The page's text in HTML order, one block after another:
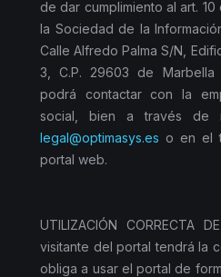
de dar cumplimiento al art.
la Sociedad de la
Calle Alfredo Palma S/N,
3, C.P. 29603 de Marbella
podrá contactar con la
social, bien a través de
legal@optimasys.es o en el
portal web.
UTILIZACIÓN CORRECTA
visitante del portal tendrá la
obliga a usar el portal de